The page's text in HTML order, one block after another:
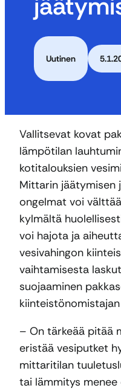
Uutinen
Vallitsevat kovat
lämpötilan
kotitalouksien
Mittarin jäätymisen
ongelmat voi
kylmältä
voi hajota ja
vesivahingon
vaihtamisesta
suojaaminen
– On tärkeää pitää
eristää vesiputket
mittaritilan
tai lämmitys menee